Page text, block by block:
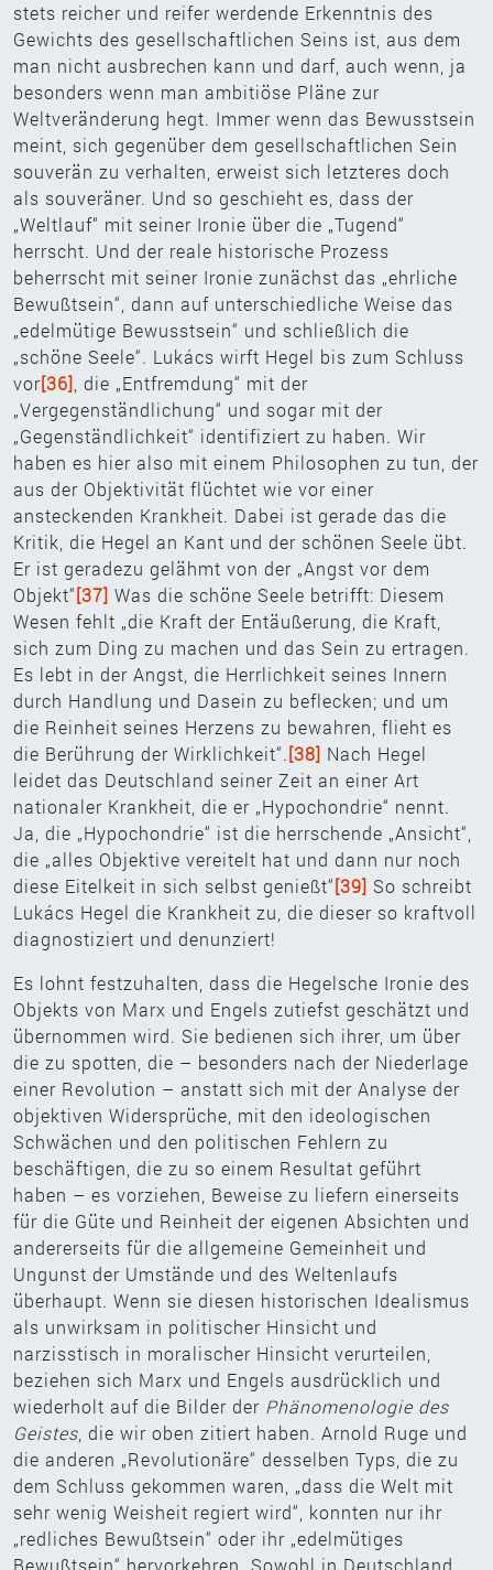
stets reicher und reifer werdende Erkenntnis des
Gewichts des gesellschaftlichen Seins ist, aus dem
man nicht ausbrechen kann und darf, auch wenn, ja
besonders wenn man ambitiöse Pläne zur
Weltveränderung hegt. Immer wenn das Bewusstsein
meint, sich gegenüber dem gesellschaftlichen Sein
souverän zu verhalten, erweist sich letzteres doch
als souveräner. Und so geschieht es, dass der
„Weltlauf“ mit seiner Ironie über die „Tugend“
herrscht. Und der reale historische Prozess
beherrscht mit seiner Ironie zunächst das „ehrliche
Bewußtsein“, dann auf unterschiedliche Weise das
„edelmütige Bewusstsein“ und schließlich die
„schöne Seele“. Lukács wirft Hegel bis zum Schluss
vor[36] , die „Entfremdung“ mit der
„Vergegenständlichung“ und sogar mit der
„Gegenständlichkeit“ identifiziert zu haben. Wir
haben es hier also mit einem Philosophen zu tun, der
aus der Objektivität flüchtet wie vor einer
ansteckenden Krankheit. Dabei ist gerade das die
Kritik, die Hegel an Kant und der schönen Seele übt.
Er ist geradezu gelähmt von der „Angst vor dem
Objekt“[37] Was die schöne Seele betrifft: Diesem
Wesen fehlt „die Kraft der Entäußerung, die Kraft,
sich zum Ding zu machen und das Sein zu ertragen.
Es lebt in der Angst, die Herrlichkeit seines Innern
durch Handlung und Dasein zu beflecken; und um
die Reinheit seines Herzens zu bewahren, flieht es
die Berührung der Wirklichkeit“.[38] Nach Hegel
leidet das Deutschland seiner Zeit an einer Art
nationaler Krankheit, die er „Hypochondrie“ nennt.
Ja, die „Hypochondrie“ ist die herrschende „Ansicht“,
die „alles Objektive vereitelt hat und dann nur noch
diese Eitelkeit in sich selbst genießt“[39] So schreibt
Lukács Hegel die Krankheit zu, die dieser so kraftvoll
diagnostiziert und denunziert!
Es lohnt festzuhalten, dass die Hegelsche Ironie des
Objekts von Marx und Engels zutiefst geschätzt und
übernommen wird. Sie bedienen sich ihrer, um über
die zu spotten, die – besonders nach der Niederlage
einer Revolution – anstatt sich mit der Analyse der
objektiven Widersprüche, mit den ideologischen
Schwächen und den politischen Fehlern zu
beschäftigen, die zu so einem Resultat geführt
haben – es vorziehen, Beweise zu liefern einerseits
für die Güte und Reinheit der eigenen Absichten und
andererseits für die allgemeine Gemeinheit und
Ungunst der Umstände und des Weltenlaufs
überhaupt. Wenn sie diesen historischen Idealismus
als unwirksam in politischer Hinsicht und
narzisstisch in moralischer Hinsicht verurteilen,
beziehen sich Marx und Engels ausdrücklich und
wiederholt auf die Bilder der Phänomenologie des
Geistes , die wir oben zitiert haben. Arnold Ruge und
die anderen „Revolutionäre“ desselben Typs, die zu
dem Schluss gekommen waren, „dass die Welt mit
sehr wenig Weisheit regiert wird“, konnten nur ihr
„redliches Bewußtsein“ oder ihr „edelmütiges
Bewußtsein“ hervorkehren. Sowohl in Deutschland